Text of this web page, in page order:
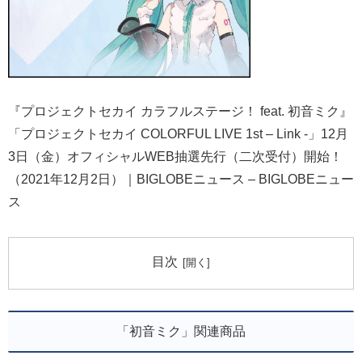
『プロジェクトセカイ カラフルステージ！ feat. 初音ミク』
「プロジェクトセカイ COLORFUL LIVE 1st – Link -」12月
3日（金）オフィシャルWEB抽選先行（二次受付）開始！
（2021年12月2日）｜BIGLOBEニュース – BIGLOBEニュー
ス
目次
「初音ミク」関連商品